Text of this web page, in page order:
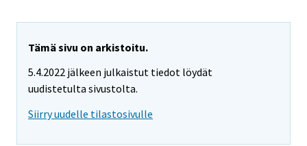
Tämä sivu on arkistoitu.
5.4.2022 jälkeen julkaistut tiedot löydät
uudistetulta sivustolta.
Siirry uudelle tilastosivulle